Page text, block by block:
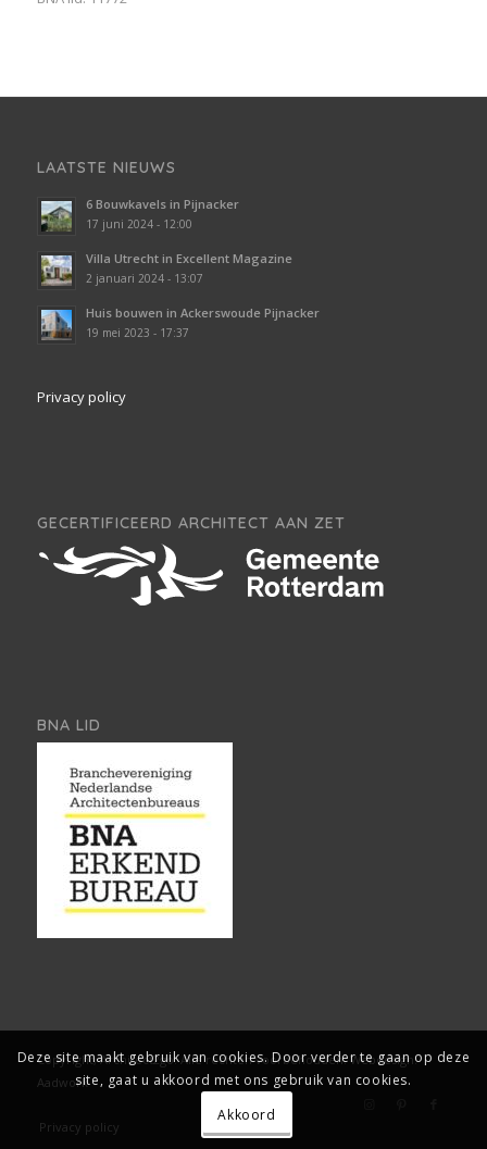
LAATSTE NIEUWS
6 Bouwkavels in Pijnacker
17 juni 2024 - 12:00
Villa Utrecht in Excellent Magazine
2 januari 2024 - 13:07
Huis bouwen in Ackerswoude Pijnacker
19 mei 2023 - 17:37
Privacy policy
GECERTIFICEERD ARCHITECT AAN ZET
BNA LID
Copyright, Architect2go. Alle rechten voorbehouden.Webdesign:
Aadwork
Privacy policy
Deze site maakt gebruik van cookies. Door verder te gaan op deze
site, gaat u akkoord met ons gebruik van cookies.
Akkoord